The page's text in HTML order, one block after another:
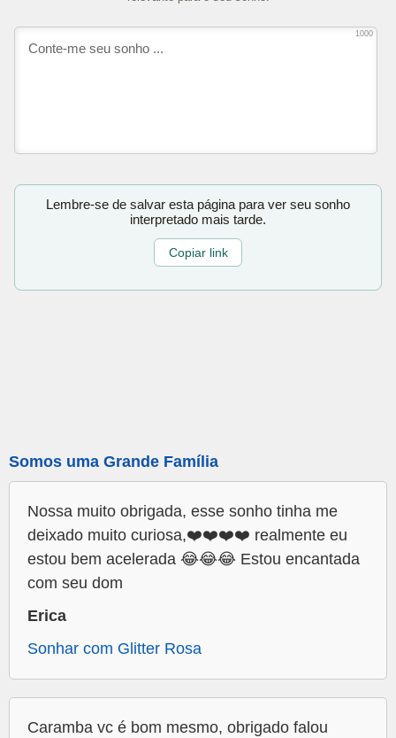
1000
Lembre-se de salvar esta página para ver seu sonho
interpretado mais tarde.
Copiar link
Somos uma Grande Família
Nossa muito obrigada, esse sonho tinha me
deixado muito curiosa,❤️❤️❤️❤️ realmente eu
estou bem acelerada 😂😂😂 Estou encantada
com seu dom
Erica
Sonhar com Glitter Rosa
Caramba vc é bom mesmo, obrigado falou